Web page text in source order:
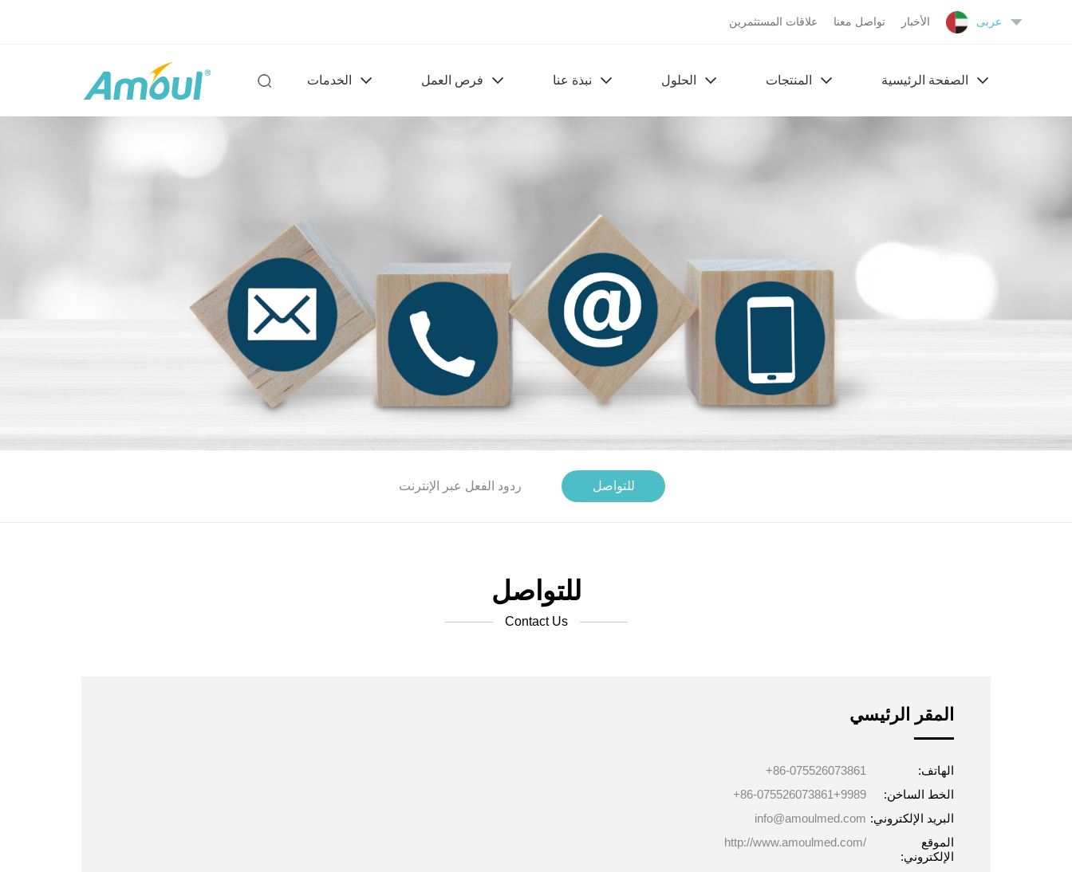
علاقات المستثمرين تواصل معنا الأخبار عربى
الخدمات فرص العمل نبذة عنا الحلول المنتجات الصفحة الرئیسیة
للتواصل ردود الفعل عبر الإنترنت
للتواصل
Contact Us
المقر الرئیسي
+86-075526073861
الھاتف:
الخط الساخن:
+86-075526073861+9989
info@amoulmed.com البرید الإلكتروني:
الموقع
الإلكتروني:
http://www.amoulmed.com/